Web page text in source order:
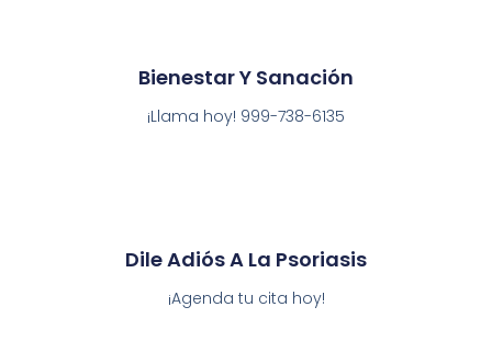
Bienestar Y Sanación
¡Llama hoy! 999-738-6135
Dile Adiós A La Psoriasis
¡Agenda tu cita hoy!